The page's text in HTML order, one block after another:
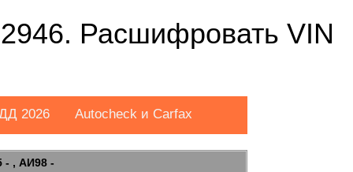
Расшифровать VIN
2026 Autocheck и Carfax
- , АИ98 -